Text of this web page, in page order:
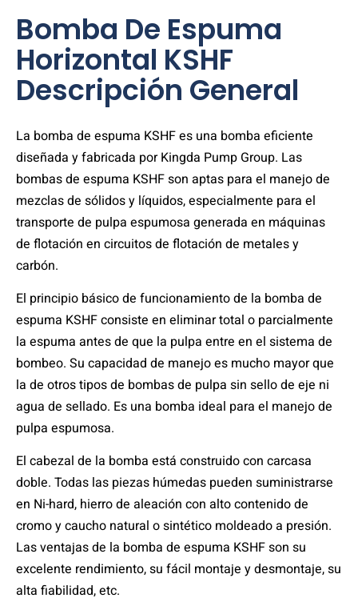
Bomba De Espuma
Horizontal KSHF
Descripción General
La bomba de espuma KSHF es una bomba eficiente
diseñada y fabricada por Kingda Pump Group. Las
bombas de espuma KSHF son aptas para el manejo de
mezclas de sólidos y líquidos, especialmente para el
transporte de pulpa espumosa generada en máquinas
de flotación en circuitos de flotación de metales y
carbón.
El principio básico de funcionamiento de la bomba de
espuma KSHF consiste en eliminar total o parcialmente
la espuma antes de que la pulpa entre en el sistema de
bombeo. Su capacidad de manejo es mucho mayor que
la de otros tipos de bombas de pulpa sin sello de eje ni
agua de sellado. Es una bomba ideal para el manejo de
pulpa espumosa.
El cabezal de la bomba está construido con carcasa
doble. Todas las piezas húmedas pueden suministrarse
en Ni-hard, hierro de aleación con alto contenido de
cromo y caucho natural o sintético moldeado a presión.
Las ventajas de la bomba de espuma KSHF son su
excelente rendimiento, su fácil montaje y desmontaje, su
alta fiabilidad, etc.